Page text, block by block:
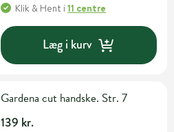
Klik & Hent i11 centre
Læg i kurv
Gardena cut handske. Str. 7
139 kr.